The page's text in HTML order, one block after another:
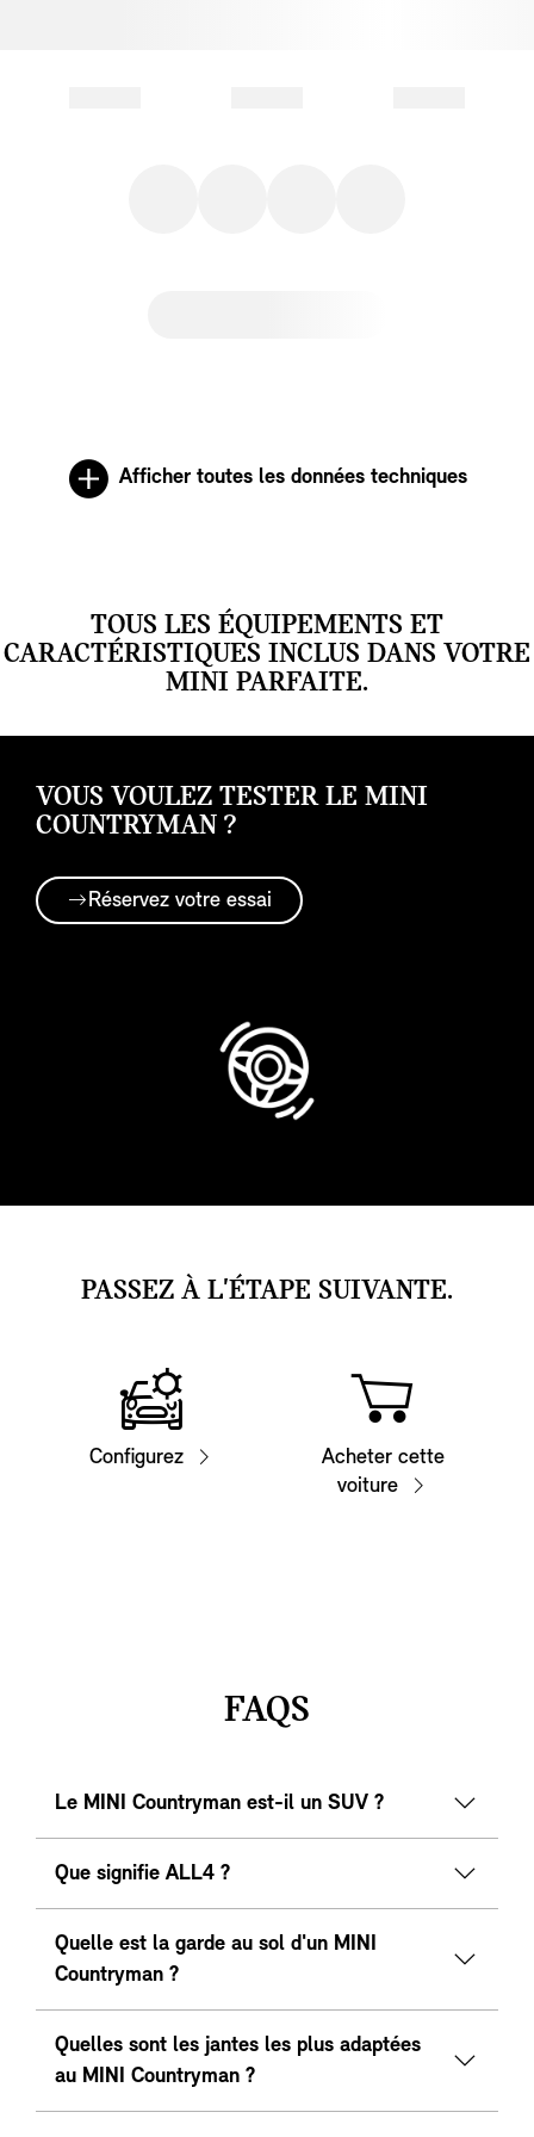
Afficher toutes les données techniques
TOUS LES ÉQUIPEMENTS ET
CARACTÉRISTIQUES INCLUS DANS VOTRE
MINI PARFAITE.
VOUS VOULEZ TESTER LE MINI
COUNTRYMAN ?
Réservez votre essai
PASSEZ À L'ÉTAPE SUIVANTE.
Configurez
Acheter cette
voiture
FAQS
Le MINI Countryman est-il un SUV ?
Que signifie ALL4 ?
Quelle est la garde au sol d'un MINI
Countryman ?
Quelles sont les jantes les plus adaptées
au MINI Countryman ?